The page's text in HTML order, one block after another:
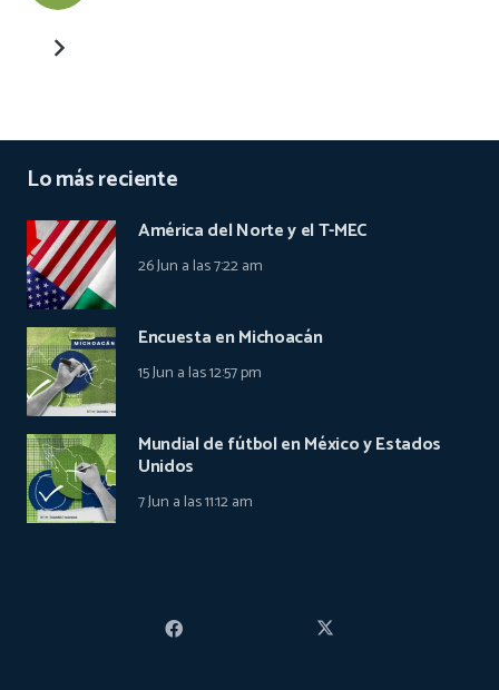
Lo más reciente
América del Norte y el T-MEC
26 Jun a las 7:22 am
Encuesta en Michoacán
15 Jun a las 12:57 pm
Mundial de fútbol en México y Estados
Unidos
7 Jun a las 11:12 am